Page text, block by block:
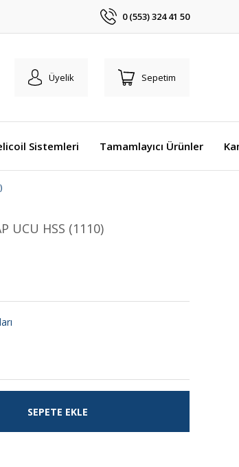
0 (553) 324 41 50
Üyelik Sepetim
Sistemleri Tamamlayıcı Ürünler
UCU HSS (1110)
SEPETE EKLE